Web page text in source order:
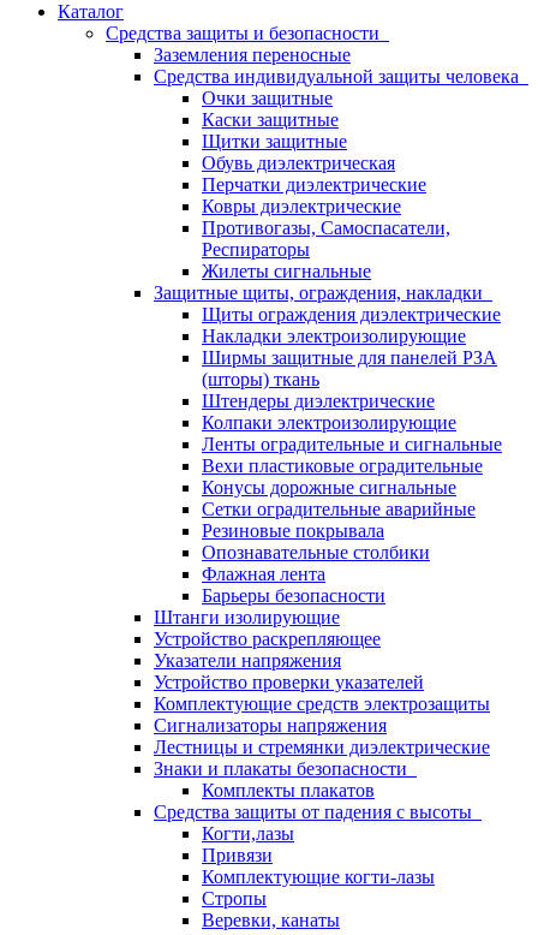
Каталог
Средства защиты и безопасности
Заземления переносные
Средства индивидуальной защиты человека
Очки защитные
Каски защитные
Щитки защитные
Обувь диэлектрическая
Перчатки диэлектрические
Ковры диэлектрические
Противогазы, Самоспасатели,
Респираторы
Жилеты сигнальные
Защитные щиты, ограждения, накладки
Щиты ограждения диэлектрические
Накладки электроизолирующие
Ширмы защитные для панелей РЗА
(шторы) ткань
Штендеры диэлектрические
Колпаки электроизолирующие
Ленты оградительные и сигнальные
Вехи пластиковые оградительные
Конусы дорожные сигнальные
Сетки оградительные аварийные
Резиновые покрывала
Опознавательные столбики
Флажная лента
Барьеры безопасности
Штанги изолирующие
Устройство раскрепляющее
Указатели напряжения
Устройство проверки указателей
Комплектующие средств электрозащиты
Сигнализаторы напряжения
Лестницы и стремянки диэлектрические
Знаки и плакаты безопасности
Комплекты плакатов
Средства защиты от падения с высоты
Когти,лазы
Привязи
Комплектующие когти-лазы
Стропы
Веревки, канаты